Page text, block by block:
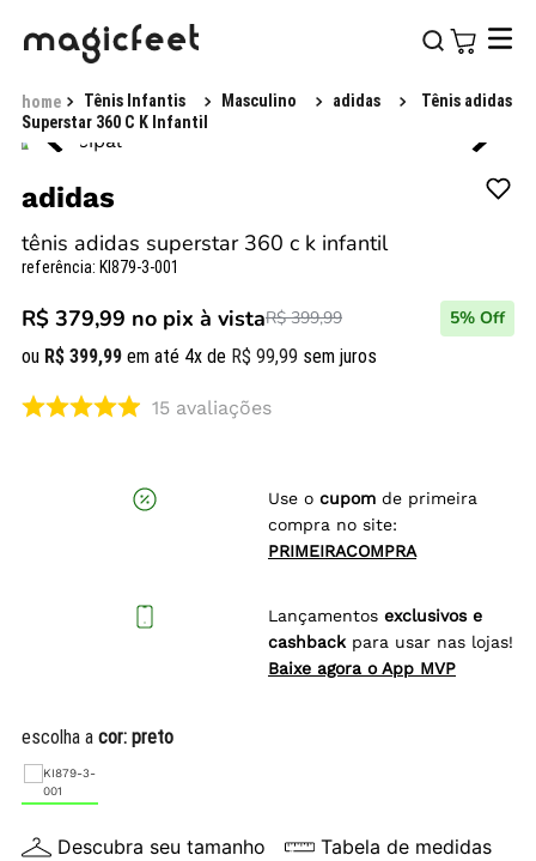
Tênis Infantis Masculino adidas
Tênis adidas
Superstar 360 C K Infantil
adidas
tênis adidas superstar 360 c k infantil
referência: KI879-3-001
R$ 379,99 no pix à vistaR$ 399,99 5% Off
ou R$ 399,99 em até 4x de R$ 99,99 sem juros
15 avaliações
Use o cupom de primeira
compra no site:
PRIMEIRACOMPRA
Lançamentos exclusivos e
cashback para usar nas lojas!
Baixe agora o App MVP
escolha a cor: preto
Descubra seu tamanho Tabela de medidas